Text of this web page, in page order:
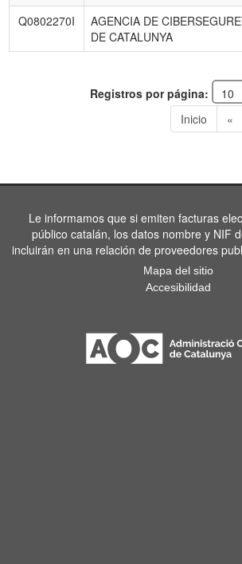
Q0802270I
AGENCIA DE
DE CATALUNYA
Registros por página:
Inicio
«
Le informamos que si emiten facturas
público catalán, los datos nombre y NIF
incluirán en una relación de proveedores
Mapa del sitio
Accesibilidad